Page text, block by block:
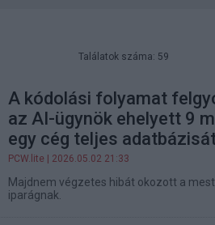
Találatok száma: 59
A kódolási folyamat
az AI-ügynök ehelyett 9
egy cég teljes
PCW.lite | 2026.05.02 21:33
Majdnem végzetes hibát okozott a
iparágnak.